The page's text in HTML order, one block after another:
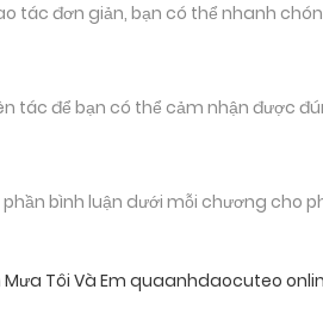
tác đơn giản, bạn có thể nhanh
để bạn có thể cảm nhận được
bình luận dưới mỗi chương cho
Tôi Và Em quaanhdaocuteo